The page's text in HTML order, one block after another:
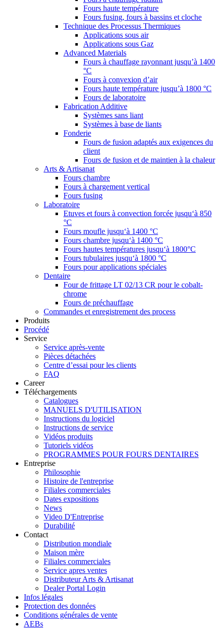
Fours haute température
Fours fusing, fours à bassins et cloche
Technique des Processus Thermiques
Applications sous air
Applications sous Gaz
Advanced Materials
Fours à chauffage rayonnant jusqu’à 1400
°C
Fours à convexion d’air
Fours haute température jusqu’à 1800 °C
Fours de laboratoire
Fabrication Additive
Systèmes sans liant
Systèmes à base de liants
Fonderie
Fours de fusion adaptés aux exigences du
client
Fours de fusion et de maintien à la chaleur
Arts & Artisanat
Fours chambre
Fours à chargement vertical
Fours fusing
Laboratoire
Etuves et fours à convection forcée jusqu‘à 850
°C
Fours moufle jusqu‘à 1400 °C
Fours chambre jusqu‘à 1400 °C
Fours hautes températures jusqu‘à 1800°C
Fours tubulaires jusqu‘à 1800 °C
Fours pour applications spéciales
Dentaire
Four de frittage LT 02/13 CR pour le cobalt-
chrome
Fours de préchauffage
Commandes et enregistrement des process
Produits
Procédé
Service
Service après-vente
Pièces détachées
Centre d’essai pour les clients
FAQ
Career
Téléchargements
Catalogues
MANUELS D'UTILISATION
Instructions du logiciel
Instructions de service
Vidéos produits
Tutoriels vidéos
PROGRAMMES POUR FOURS DENTAIRES
Entreprise
Philosophie
Histoire de l'entreprise
Filiales commerciales
Dates expositions
News
Video D'Entreprise
Durabilité
Contact
Distribution mondiale
Maison mère
Filiales commerciales
Service apres ventes
Distributeur Arts & Artisanat
Dealer Portal Login
Infos légales
Protection des données
Conditions générales de vente
AEBs